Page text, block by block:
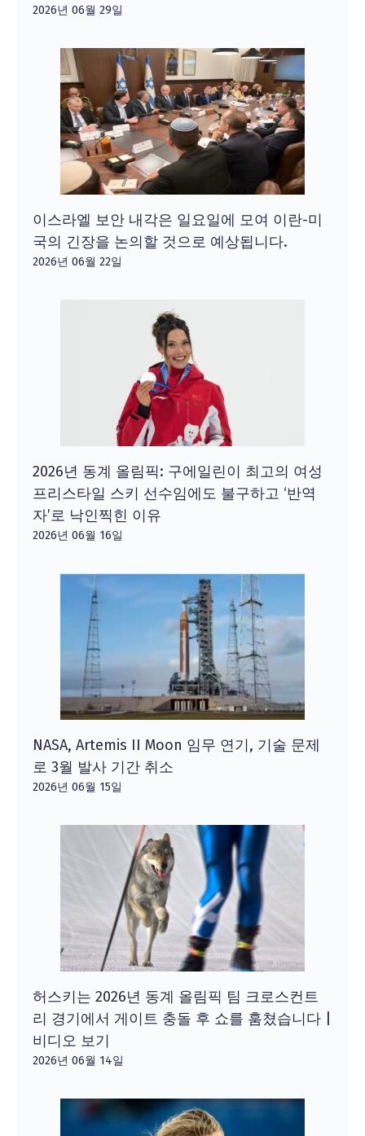
2026년 06월 29일
이스라엘 보안 내각은 일요일에 모여 이란-미
국의 긴장을 논의할 것으로 예상됩니다.
2026년 06월 22일
2026년 동계 올림픽: 구에일린이 최고의 여성
프리스타일 스키 선수임에도 불구하고 ‘반역
자’로 낙인찍힌 이유
2026년 06월 16일
NASA, Artemis II Moon 임무 연기, 기술 문제
로 3월 발사 기간 취소
2026년 06월 15일
허스키는 2026년 동계 올림픽 팀 크로스컨트
리 경기에서 게이트 충돌 후 쇼를 훔쳤습니다 |
비디오 보기
2026년 06월 14일